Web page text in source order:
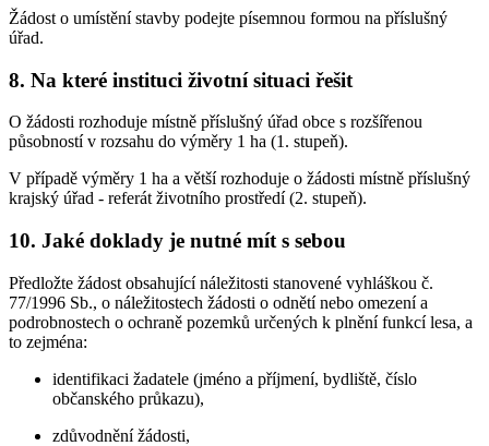
Žádost o umístění stavby podejte písemnou formou na příslušný
úřad.
8. Na které instituci životní situaci řešit
O žádosti rozhoduje místně příslušný úřad obce s rozšířenou
působností v rozsahu do výměry 1 ha (1. stupeň).
V případě výměry 1 ha a větší rozhoduje o žádosti místně příslušný
krajský úřad - referát životního prostředí (2. stupeň).
10. Jaké doklady je nutné mít s sebou
Předložte žádost obsahující náležitosti stanovené vyhláškou č.
77/1996 Sb., o náležitostech žádosti o odnětí nebo omezení a
podrobnostech o ochraně pozemků určených k plnění funkcí lesa, a
to zejména:
identifikaci žadatele (jméno a příjmení, bydliště, číslo
občanského průkazu),
zdůvodnění žádosti,